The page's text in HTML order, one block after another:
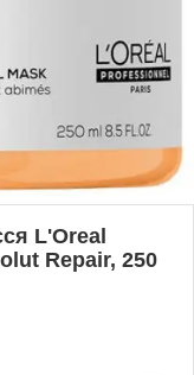
L'Oreal
Repair, 250